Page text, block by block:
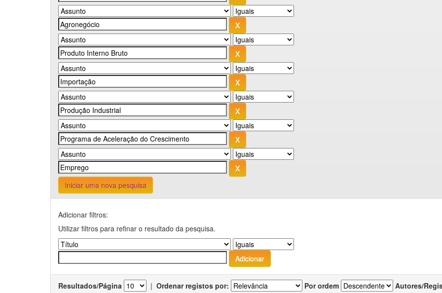
Iniciar uma nova pesquisa
Adicionar filtros:
Utilizar filtros para refinar o resultado da pesquisa.
Resultados/Página | Ordenar registos por: Por ordem Autores/